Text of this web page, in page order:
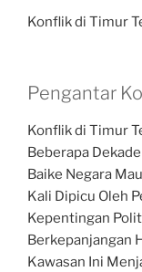
Konflik di Timur
Pengantar
Konflik di Timur
Beberapa
Baike Negara
Kali Dipicu Oleh
Kepentingan
Berkepanjangan
Kawasan Ini